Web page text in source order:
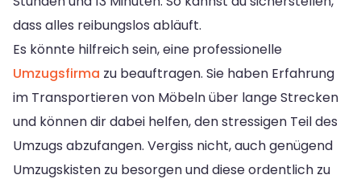
dass alles reibungslos abläuft.
Es könnte hilfreich sein, eine professionelle
Umzugsfirma zu beauftragen. Sie haben Erfahrung
im Transportieren von Möbeln über lange Strecken
und können dir dabei helfen, den stressigen Teil des
Umzugs abzufangen. Vergiss nicht, auch genügend
Umzugskisten zu besorgen und diese ordentlich zu